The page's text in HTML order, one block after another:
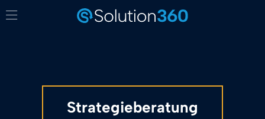
Strategieberatung